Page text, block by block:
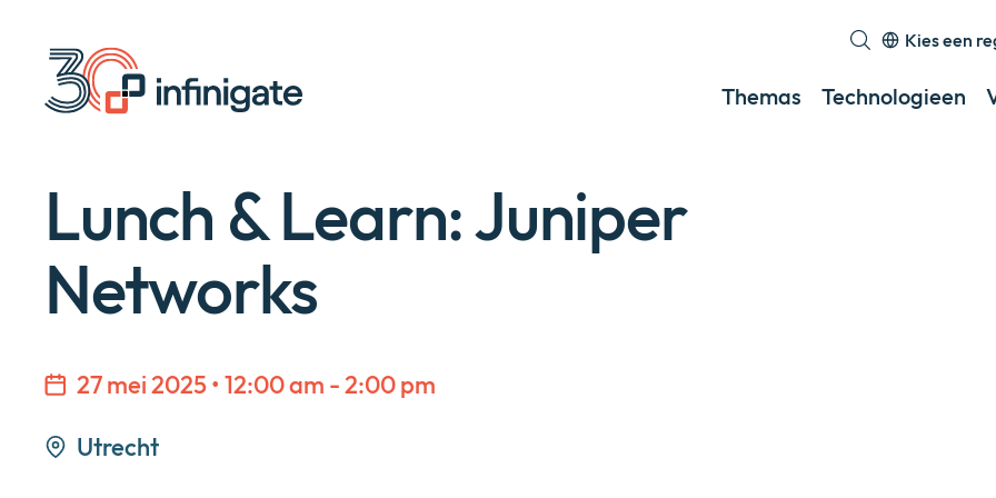
content
Themas Technologieen
Kies een
Lunch & Learn: Juniper
Networks
27 mei 2025 • 12:00 am - 2:00 pm
Utrecht